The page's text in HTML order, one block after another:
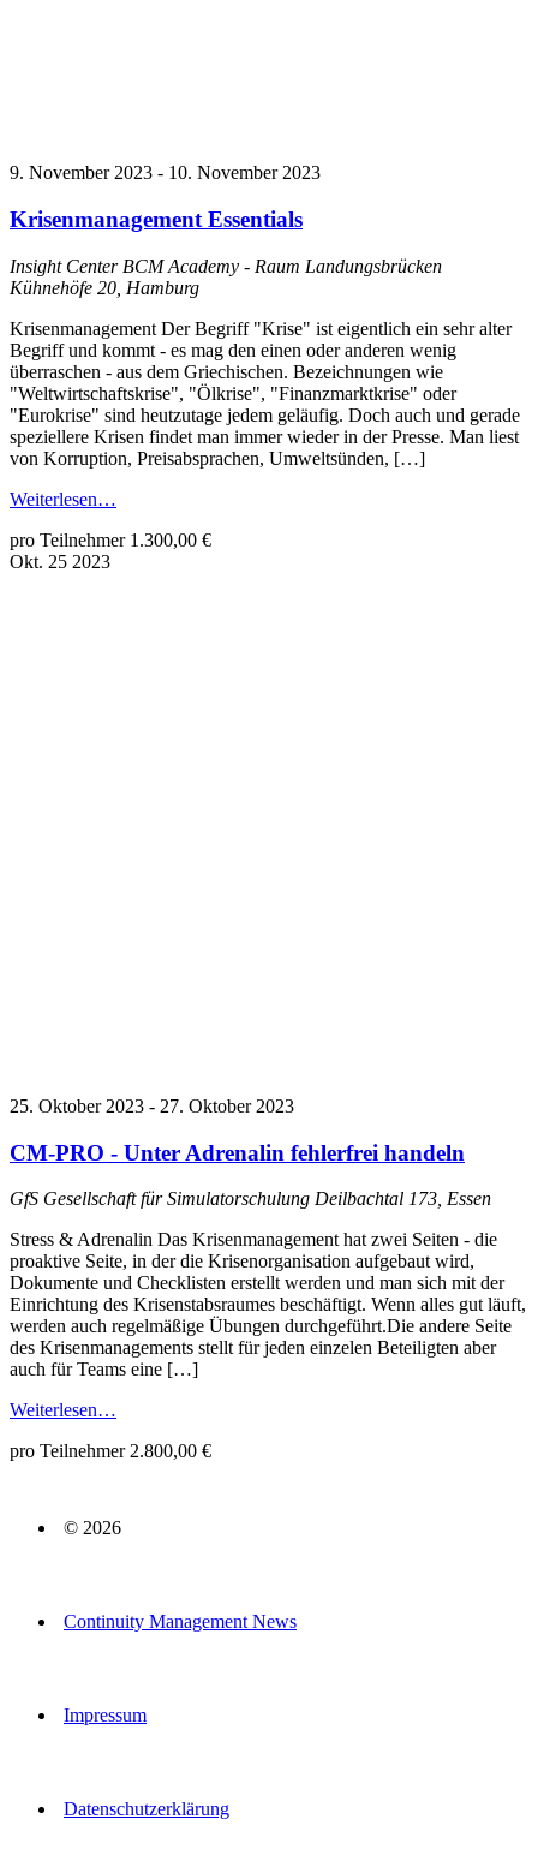
9. November 2023 - 10. November 2023
Krisenmanagement Essentials
Insight Center BCM Academy - Raum Landungsbrücken
Kühnehöfe 20, Hamburg
Krisenmanagement Der Begriff "Krise" ist eigentlich ein sehr alter
Begriff und kommt - es mag den einen oder anderen wenig
überraschen - aus dem Griechischen. Bezeichnungen wie
"Weltwirtschaftskrise", "Ölkrise", "Finanzmarktkrise" oder
"Eurokrise" sind heutzutage jedem geläufig. Doch auch und gerade
speziellere Krisen findet man immer wieder in der Presse. Man liest
von Korruption, Preisabsprachen, Umweltsünden, […]
Weiterlesen…
pro Teilnehmer 1.300,00 €
Okt. 25 2023
25. Oktober 2023 - 27. Oktober 2023
CM-PRO - Unter Adrenalin fehlerfrei handeln
GfS Gesellschaft für Simulatorschulung Deilbachtal 173, Essen
Stress & Adrenalin Das Krisenmanagement hat zwei Seiten - die
proaktive Seite, in der die Krisenorganisation aufgebaut wird,
Dokumente und Checklisten erstellt werden und man sich mit der
Einrichtung des Krisenstabsraumes beschäftigt. Wenn alles gut läuft,
werden auch regelmäßige Übungen durchgeführt.Die andere Seite
des Krisenmanagements stellt für jeden einzelen Beteiligten aber
auch für Teams eine […]
Weiterlesen…
pro Teilnehmer 2.800,00 €
© 2026
Continuity Management News
Impressum
Datenschutzerklärung